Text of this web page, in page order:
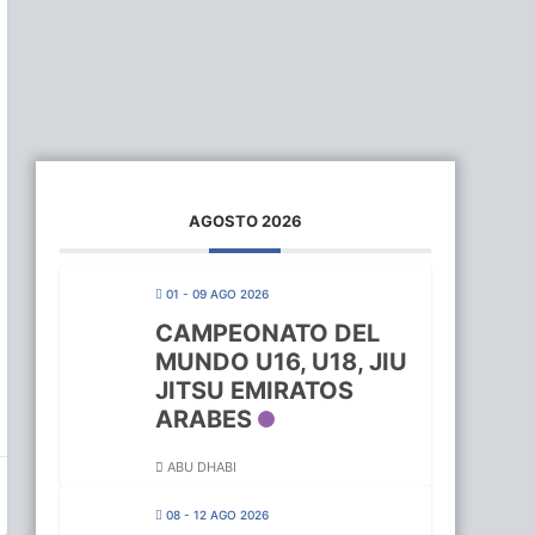
AGOSTO 2026
01 - 09 AGO 2026
CAMPEONATO DEL
MUNDO U16, U18, JIU
JITSU EMIRATOS
ARABES
ABU DHABI
08 - 12 AGO 2026